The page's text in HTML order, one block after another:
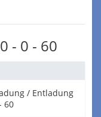
- 0 - 60
/ Entladung
60